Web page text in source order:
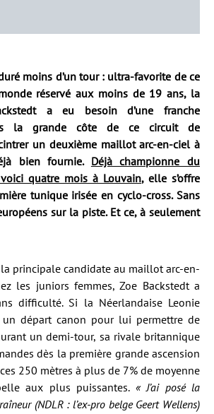
moins d’un tour : ultra-favorite de ce
réservé aux moins de 19 ans, la
a eu besoin d’une franche
la grande côte de ce circuit de
un deuxième maillot arc-en-ciel à
bien fournie. Déjà championne du
quatre mois à Louvain, elle s’offre
tunique irisée en cyclo-cross. Sans
sur la piste. Et ce, à seulement
principale candidate au maillot arc-en-
les juniors femmes, Zoe Backstedt a
difficulté. Si la Néerlandaise Leonie
un départ canon pour lui permettre de
un demi-tour, sa rivale britannique
dès la première grande ascension
250 mètres à plus de 7% de moyenne
aux plus puissantes. « J’ai posé la
(NDLR : l’ex-pro belge Geert Wellens)